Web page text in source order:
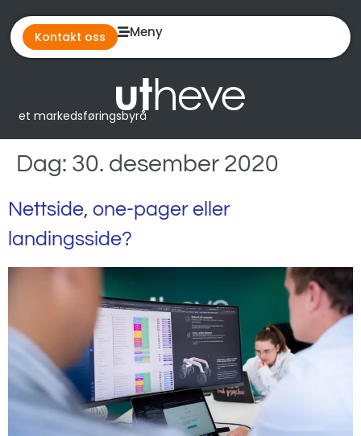
et markedsføringsbyrå
Kontakt oss Meny
Dag: 30. desember 2020
Nettside, one-pager eller
landingsside?